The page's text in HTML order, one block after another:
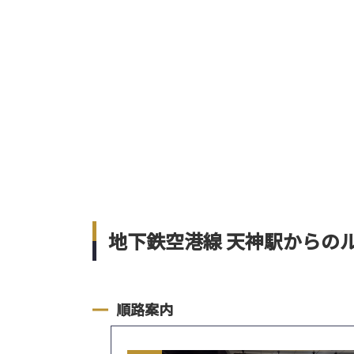
地下鉄空港線 天神駅からの
順路案内